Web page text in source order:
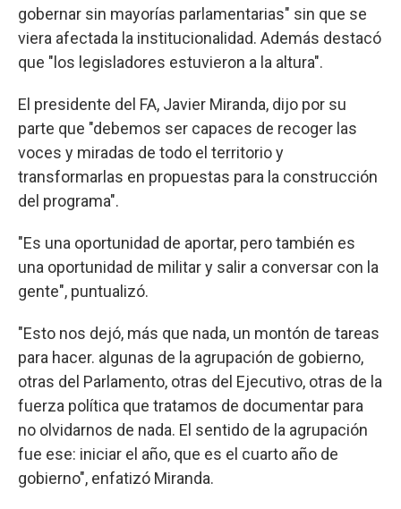
gobernar sin mayorías parlamentarias" sin que se
viera afectada la institucionalidad. Además destacó
que "los legisladores estuvieron a la altura".
El presidente del FA, Javier Miranda, dijo por su
parte que "debemos ser capaces de recoger las
voces y miradas de todo el territorio y
transformarlas en propuestas para la construcción
del programa".
"Es una oportunidad de aportar, pero también es
una oportunidad de militar y salir a conversar con la
gente", puntualizó.
"Esto nos dejó, más que nada, un montón de tareas
para hacer. algunas de la agrupación de gobierno,
otras del Parlamento, otras del Ejecutivo, otras de la
fuerza política que tratamos de documentar para
no olvidarnos de nada. El sentido de la agrupación
fue ese: iniciar el año, que es el cuarto año de
gobierno", enfatizó Miranda.